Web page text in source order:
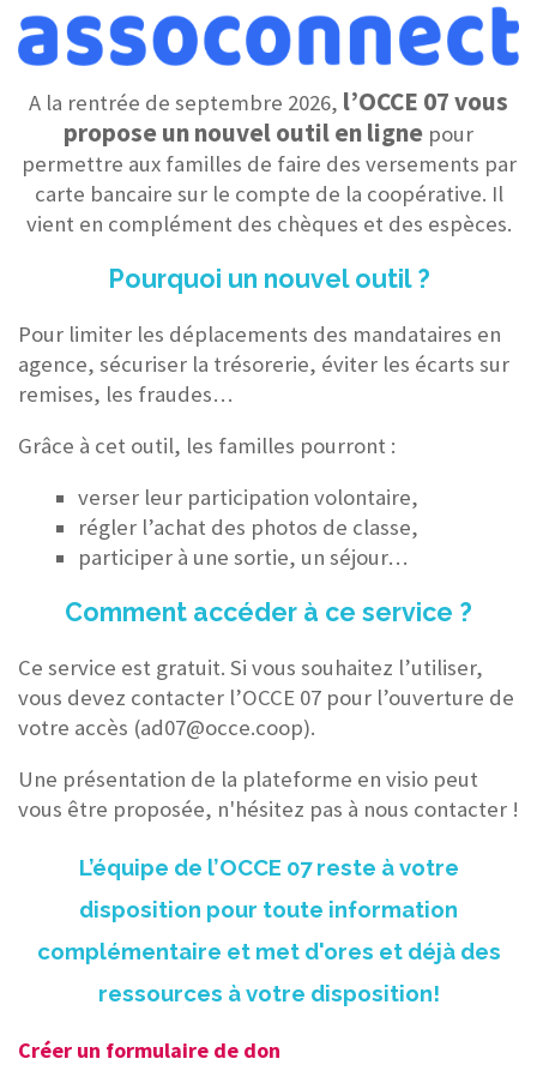
A la rentrée de septembre 2026, l’OCCE 07 vous
propose un nouvel outil en ligne pour
permettre aux familles de faire des versements par
carte bancaire sur le compte de la coopérative. Il
vient en complément des chèques et des espèces.
Pourquoi un nouvel outil ?
Pour limiter les déplacements des mandataires en
agence, sécuriser la trésorerie, éviter les écarts sur
remises, les fraudes…
Grâce à cet outil, les familles pourront :
verser leur participation volontaire,
régler l’achat des photos de classe,
participer à une sortie, un séjour…
Comment accéder à ce service ?
Ce service est gratuit. Si vous souhaitez l’utiliser,
vous devez contacter l’OCCE 07 pour l’ouverture de
votre accès (ad07@occe.coop).
Une présentation de la plateforme en visio peut
vous être proposée, n'hésitez pas à nous contacter !
L’équipe de l’OCCE 07 reste à votre
disposition pour toute information
complémentaire et met d'ores et déjà des
ressources à votre disposition!
Créer un formulaire de don